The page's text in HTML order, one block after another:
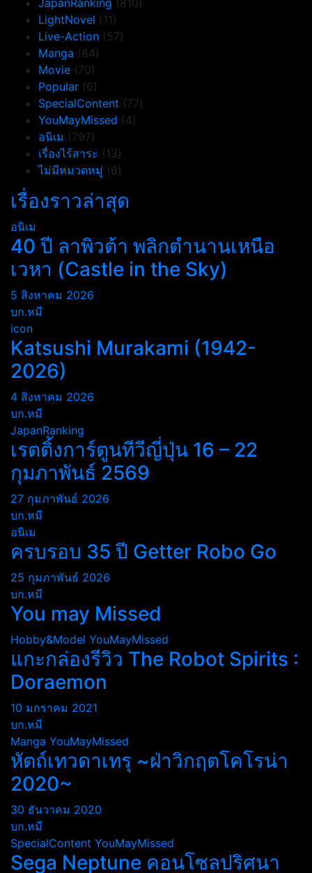
JapanRanking (810)
LightNovel (11)
Live-Action (57)
Manga (84)
Movie (70)
Popular (6)
SpecialContent (77)
YouMayMissed (4)
อนิเม (797)
เรื่องไร้สาระ (13)
ไม่มีหมวดหมู่ (6)
เรื่องราวล่าสุด
อนิเม
40 ปี ลาพิวต้า พลิกตำนานเหนือ
เวหา (Castle in the Sky)
5 สิงหาคม 2026
บก.หมี
icon
Katsushi Murakami (1942-
2026)
4 สิงหาคม 2026
บก.หมี
JapanRanking
เรตติ้งการ์ตูนทีวีญี่ปุ่น 16 – 22
กุมภาพันธ์ 2569
27 กุมภาพันธ์ 2026
บก.หมี
อนิเม
ครบรอบ 35 ปี Getter Robo Go
25 กุมภาพันธ์ 2026
บก.หมี
You may Missed
Hobby&Model YouMayMissed
แกะกล่องรีวิว The Robot Spirits :
Doraemon
10 มกราคม 2021
บก.หมี
Manga YouMayMissed
หัตถ์เทวดาเทรุ ~ฝ่าวิกฤตโคโรน่า
2020~
30 ธันวาคม 2020
บก.หมี
SpecialContent YouMayMissed
Sega Neptune คอนโซลปริศนา